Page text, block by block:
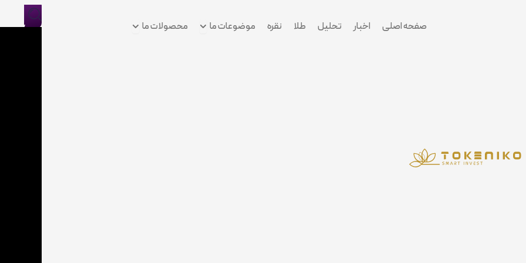
صفحه اصلی اخبار تحلیل طلا نقره موضوعات ما Open موضوعات مامحصولات ما Open محصولات ما
ورود/